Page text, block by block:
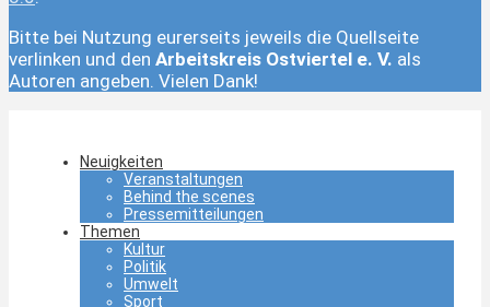
Bitte bei Nutzung eurerseits jeweils die Quellseite
verlinken und den Arbeitskreis Ostviertel e. V. als
Autoren angeben. Vielen Dank!
Neuigkeiten
Veranstaltungen
Behind the scenes
Pressemitteilungen
Themen
Kultur
Politik
Umwelt
Sport